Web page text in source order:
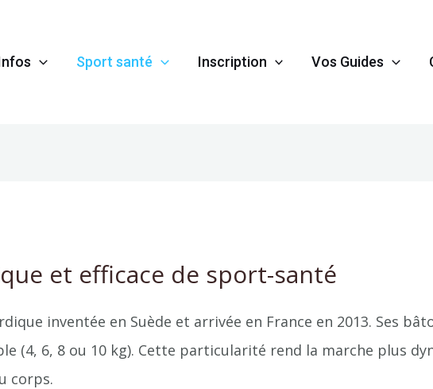
Sport santé Inscription Vos Guides
et efficace de sport-santé
inventée en Suède et arrivée en France en 2013. Ses
(4, 6, 8 ou 10 kg). Cette particularité rend la marche plus
corps.